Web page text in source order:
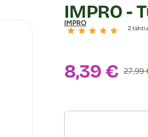
IMPRO
IMPRO -
2
8,39 € 27,99